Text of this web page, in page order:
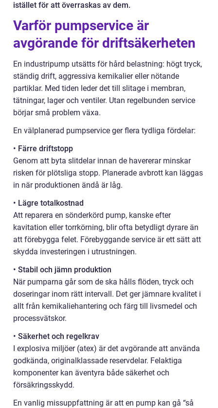
istället för att överraskas av dem.
Varför pumpservice är
avgörande för driftsäkerheten
En industripump utsätts för hård belastning: högt tryck,
ständig drift, aggressiva kemikalier eller nötande
partiklar. Med tiden leder det till slitage i membran,
tätningar, lager och ventiler. Utan regelbunden service
börjar små problem växa.
En välplanerad pumpservice ger flera tydliga fördelar:
• Färre driftstopp
Genom att byta slitdelar innan de havererar minskar
risken för plötsliga stopp. Planerade avbrott kan läggas
in när produktionen ändå är låg.
• Lägre totalkostnad
Att reparera en sönderkörd pump, kanske efter
kavitation eller torrkörning, blir ofta betydligt dyrare än
att förebygga felet. Förebyggande service är ett sätt att
skydda investeringen i utrustningen.
• Stabil och jämn produktion
När pumparna går som de ska hålls flöden, tryck och
doseringar inom rätt intervall. Det ger jämnare kvalitet i
allt från kemikaliehantering och färg till livsmedel och
processvätskor.
• Säkerhet och regelkrav
I explosiva miljöer (atex) är det avgörande att använda
godkända, originalklassade reservdelar. Felaktiga
komponenter kan äventyra både säkerhet och
försäkringsskydd.
En vanlig missuppfattning är att en pump kan gå “så